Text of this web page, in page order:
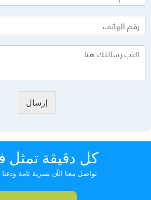
إرسال
كل دقيقة تمثل
تواصل معنا الآن بسرية تامة ودعنا